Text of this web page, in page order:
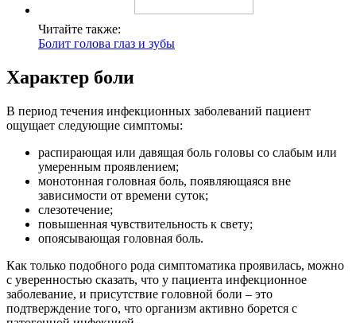
Читайте также:
Болит голова глаз и зубы
Характер боли
В период течения инфекционных заболеваний пациент
ощущает следующие симптомы:
распирающая или давящая боль головы со слабым или
умеренным проявлением;
монотонная головная боль, появляющаяся вне
зависимости от времени суток;
слезотечение;
повышенная чувствительность к свету;
опоясывающая головная боль.
Как только подобного рода симптоматика проявилась, можно
с уверенностью сказать, что у пациента инфекционное
заболевание, и присутствие головной боли – это
подтверждение того, что организм активно борется с